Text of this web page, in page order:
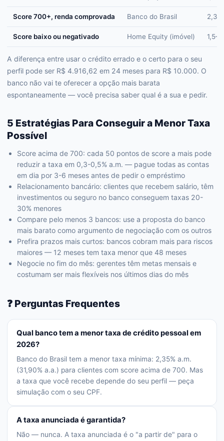
Score 700+, renda comprovada Banco do Brasil
Score baixo ou negativado Home Equity (imóvel)
A diferença entre usar o crédito errado e o certo para o seu
perfil pode ser R$ 4.916,62 em 24 meses para R$ 10.000. O
banco não vai te oferecer a opção mais barata
espontaneamente — você precisa saber qual é a sua e pedir.
5 Estratégias Para Conseguir a Menor Taxa
Possível
Score acima de 700: cada 50 pontos de score a mais pode
reduzir a taxa em 0,3-0,5% a.m. — pague todas as contas
em dia por 3-6 meses antes de pedir o empréstimo
Relacionamento bancário: clientes que recebem salário, têm
investimentos ou seguro no banco conseguem taxas 20-
30% menores
Compare pelo menos 3 bancos: use a proposta do banco
mais barato como argumento de negociação com os outros
Prefira prazos mais curtos: bancos cobram mais para riscos
maiores — 12 meses tem taxa menor que 48 meses
Negocie no fim do mês: gerentes têm metas mensais e
costumam ser mais flexíveis nos últimos dias do mês
❓ Perguntas Frequentes
Qual banco tem a menor taxa de crédito pessoal em
2026?
Banco do Brasil tem a menor taxa mínima: 2,35% a.m.
(31,90% a.a.) para clientes com score acima de 700. Mas
a taxa que você recebe depende do seu perfil — peça
simulação com o seu CPF.
A taxa anunciada é garantida?
Não — nunca. A taxa anunciada é o "a partir de" para o